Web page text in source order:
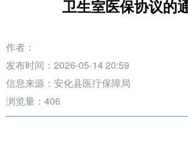
卫生室医保协议的
作者：
发布时间：2026-05-14 20:59
信息来源：安化县医疗保障局
浏览量： 406